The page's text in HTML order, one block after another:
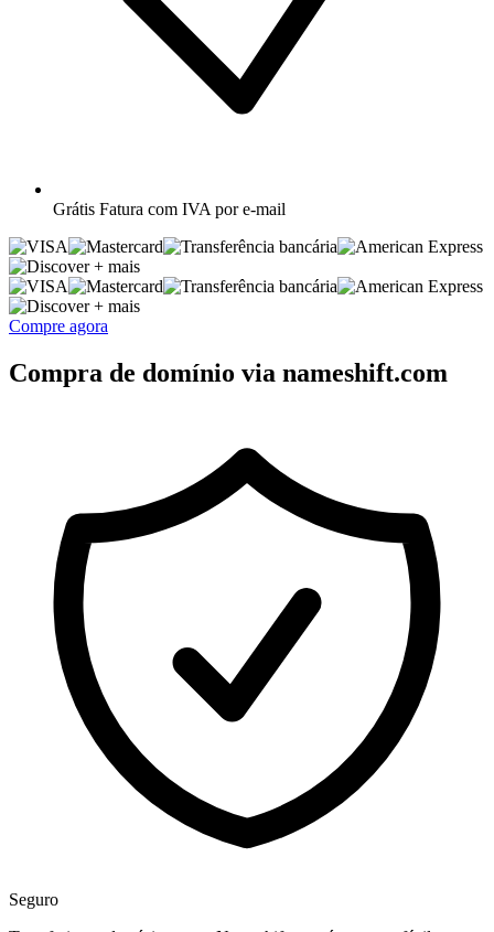
Grátis Fatura com IVA por e-mail
+ mais
+ mais
Compre agora
Compra de domínio via nameshift.com
Seguro